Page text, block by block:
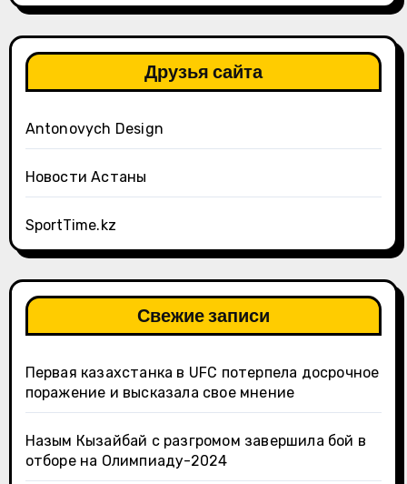
Друзья сайта
Antonovych Design
Новости Астаны
SportTime.kz
Свежие записи
Первая казахстанка в UFC потерпела досрочное
поражение и высказала свое мнение
Назым Кызайбай с разгромом завершила бой в
отборе на Олимпиаду-2024